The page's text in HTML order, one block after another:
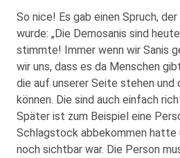
So nice! Es gab einen Spruch,
wurde: „Die Demosanis sind
stimmte! Immer wenn wir Sanis
wir uns, dass es da Menschen
die auf unserer Seite stehen und
können. Die sind auch einfach
Später ist zum Beispiel eine
Schlagstock abbekommen hatte
noch sichtbar war. Die Person